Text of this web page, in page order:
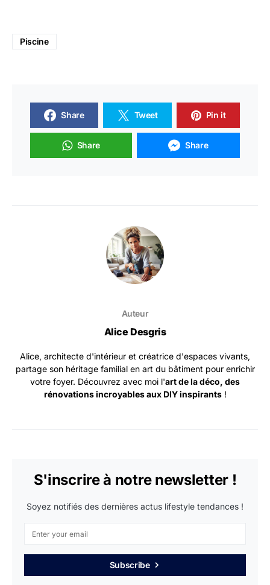
Piscine
Share Tweet Pin it
Share Share
Auteur
Alice Desgris
Alice, architecte d'intérieur et créatrice d'espaces vivants,
partage son héritage familial en art du bâtiment pour enrichir
votre foyer. Découvrez avec moi l'art de la déco, des
rénovations incroyables aux DIY inspirants!
S'inscrire à notre newsletter !
Soyez notifiés des dernières actus lifestyle tendances !
Subscribe